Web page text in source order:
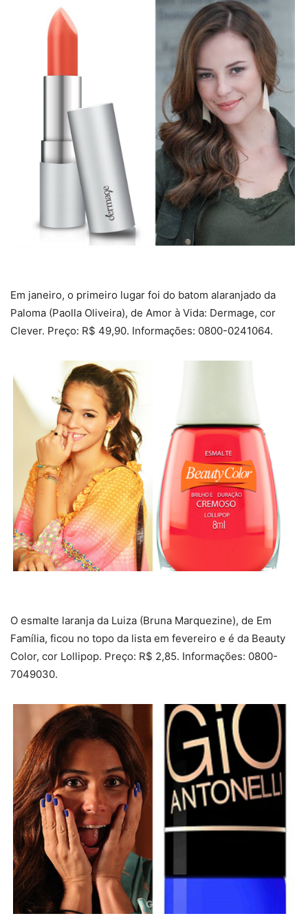
Em janeiro, o primeiro lugar foi do batom alaranjado da
Paloma (Paolla Oliveira), de Amor à Vida: Dermage, cor
Clever. Preço: R$ 49,90. Informações: 0800-0241064.
O esmalte laranja da Luiza (Bruna Marquezine), de Em
Família, ficou no topo da lista em fevereiro e é da Beauty
Color, cor Lollipop. Preço: R$ 2,85. Informações: 0800-
7049030.